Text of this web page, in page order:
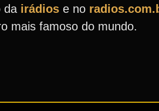
da irádios e no
mais famoso do mundo.